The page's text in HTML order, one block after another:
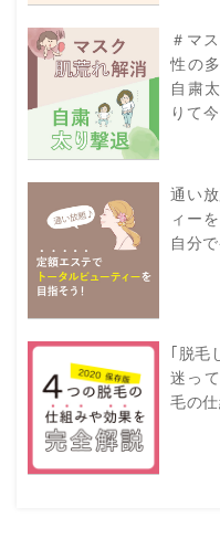
＃マ
性の
自粛
りて
通い
ィー
自分
｢脱毛
迷っ
毛の